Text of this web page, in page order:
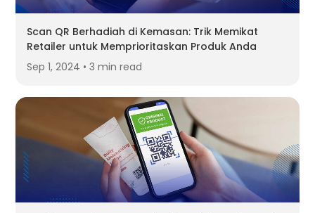
Scan QR Berhadiah di Kemasan: Trik Memikat
Retailer untuk Memprioritaskan Produk Anda
Sep 1, 2024 • 3 min read